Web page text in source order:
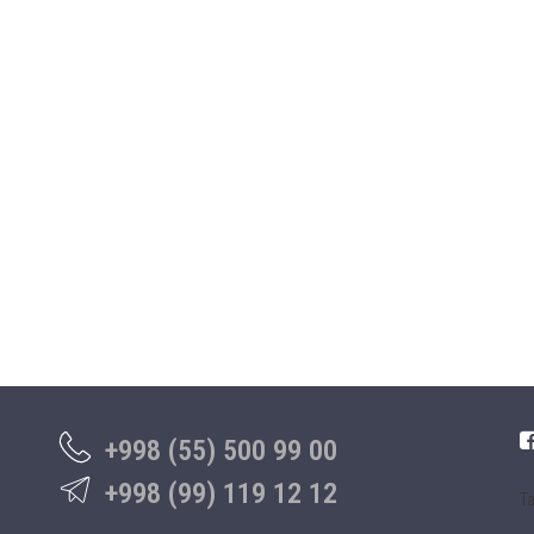
+998 (55) 500 99 00
+998 (99) 119 12 12